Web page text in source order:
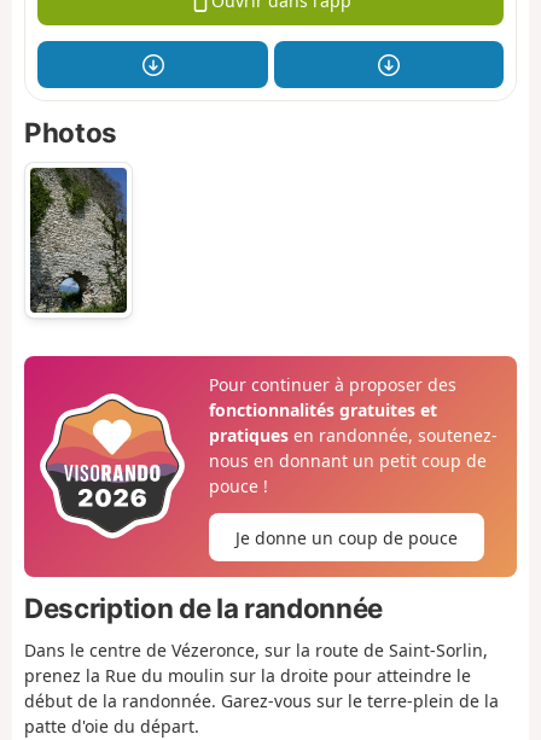
Photos
Pour continuer à proposer des
fonctionnalités gratuites et
pratiquesen randonnée, soutenez-
nous en donnant un petit coup de
pouce !
Je donne un coup de pouce
Description de la randonnée
Dans le centre de Vézeronce, sur la route de Saint-Sorlin,
prenez la Rue du moulin sur la droite pour atteindre le
début de la randonnée. Garez-vous sur le terre-plein de la
patte d'oie du départ.